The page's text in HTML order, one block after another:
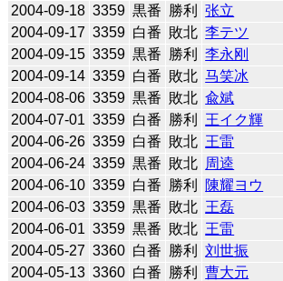
2004-09-18 3359 黒番 勝利 张立
2004-09-17 3359 白番 敗北 李テツ
2004-09-15 3359 黒番 勝利 李永刚
2004-09-14 3359 白番 敗北 马笑冰
2004-08-06 3359 黒番 敗北 兪斌
2004-07-01 3359 白番 勝利 王イク輝
2004-06-26 3359 白番 敗北 王雷
2004-06-24 3359 黒番 敗北 周逵
2004-06-10 3359 白番 勝利 陳耀ヨウ
2004-06-03 3359 黒番 敗北 王磊
2004-06-01 3359 黒番 敗北 王雷
2004-05-27 3360 白番 勝利 刘世振
2004-05-13 3360 白番 勝利 曹大元